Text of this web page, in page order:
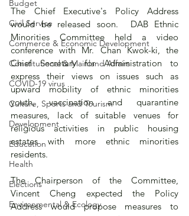
Budget
Civil Service
Commerce & Economic Development
Constitutional & Mainland Affairs
COVID-19 virus
Culture, Sports and Tourism
Development
Education
Health
Elections
Environmental & Ecology
The Chief Executive's Policy Address
would be released soon.  DAB Ethnic
Minorities Committee held a video
conference with Mr. Chan Kwok-ki, the
Chief Secretary for Administration to
express their views on issues such as
upward mobility of ethnic minorities
youth, vaccination and quarantine
measures, lack of suitable venues for
religious activities in public housing
estates with more ethnic minorities
residents.
The Chairperson of the Committee,
Vincent Cheng expected the Policy
Address would propose measures to